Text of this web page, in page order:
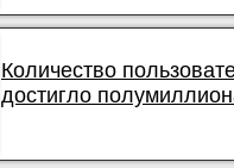
Количество
достигло